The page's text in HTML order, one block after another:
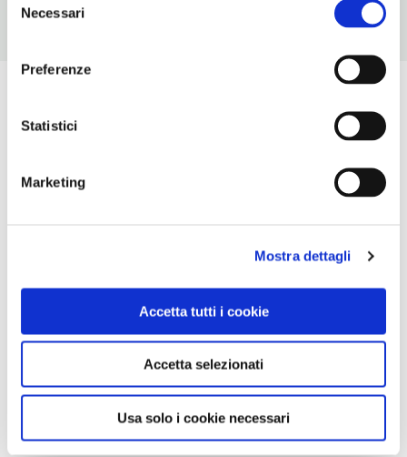
delNecessari
Preferenze
Statistici
Marketing
Mostra dettagli
Accetta tutti i cookie
Accetta selezionati
Usa solo i cookie necessari